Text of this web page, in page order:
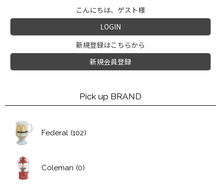
こんにちは、ゲスト様
LOGIN
新規登録はこちらから
新規会員登録
Pick up BRAND
Federal (102)
Coleman (0)